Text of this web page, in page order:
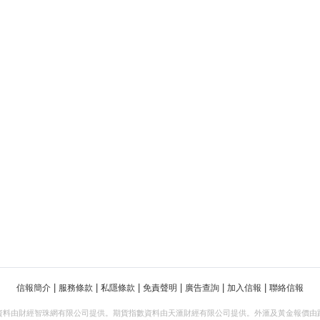
信報簡介 服務條款 私隱條款 免責聲明 廣告查詢 加入信報 聯絡信報
料由財經智珠網有限公司提供。期貨指數資料由天滙財經有限公司提供。外滙及黃金報價由